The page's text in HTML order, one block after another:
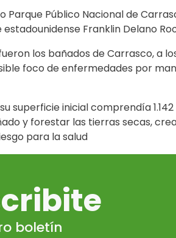
Parque Público Nacional de
Franklin Delano
los bañados de Carrasco, a
foco de enfermedades por
superficie inicial comprendía
y forestar las tierras secas,
para la salud
boletín